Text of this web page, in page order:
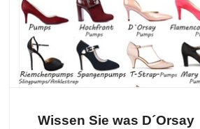
Wissen Sie was D´Orsay